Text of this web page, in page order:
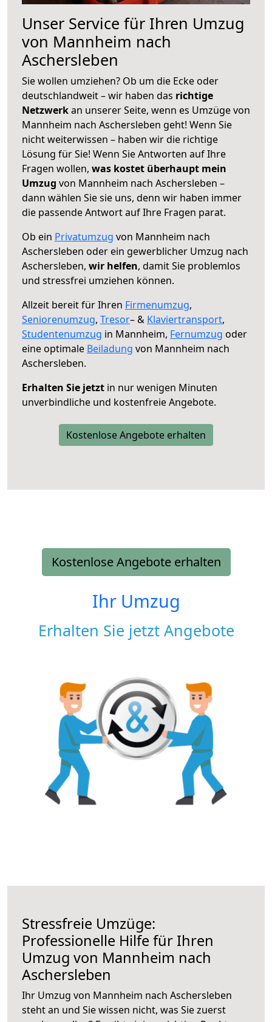
Unser Service für Ihren Umzug
von Mannheim nach
Aschersleben
Sie wollen umziehen? Ob um die Ecke oder
deutschlandweit – wir haben das richtige
Netzwerkan unserer Seite, wenn es Umzüge von
Mannheim nach Aschersleben geht! Wenn Sie
nicht weiterwissen – haben wir die richtige
Lösung für Sie! Wenn Sie Antworten auf Ihre
Fragen wollen, was kostet überhaupt mein
Umzug von Mannheim nach Aschersleben –
dann wählen Sie sie uns, denn wir haben immer
die passende Antwort auf Ihre Fragen parat.
Ob ein Privatumzug von Mannheim nach
Aschersleben oder ein gewerblicher Umzug nach
Aschersleben, wir helfen, damit Sie problemlos
und stressfrei umziehen können.
Allzeit bereit für Ihren Firmenumzug,
Seniorenumzug, Tresor– & Klaviertransport,
Studentenumzug in Mannheim, Fernumzug oder
eine optimale Beiladung von Mannheim nach
Aschersleben.
Erhalten Sie jetzt in nur wenigen Minuten
unverbindliche und kostenfreie Angebote.
Kostenlose Angebote erhalten
Kostenlose Angebote erhalten
Ihr Umzug
Erhalten Sie jetzt Angebote
Stressfreie Umzüge:
Professionelle Hilfe für Ihren
Umzug von Mannheim nach
Aschersleben
Ihr Umzug von Mannheim nach Aschersleben
steht an und Sie wissen nicht, was Sie zuerst